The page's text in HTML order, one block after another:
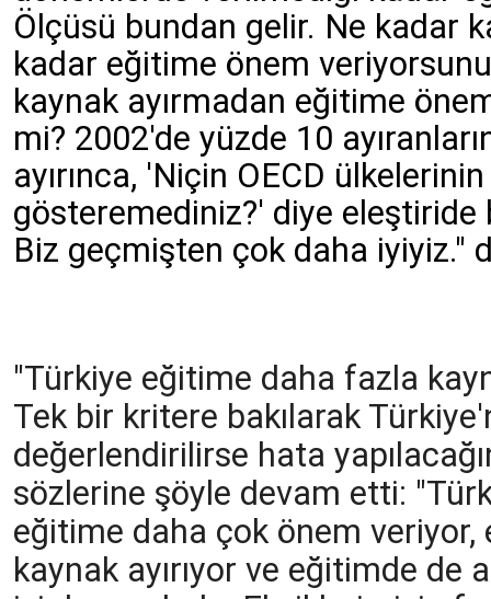
Ölçüsü bundan gelir. Ne kadar
kadar eğitime önem
kaynak ayırmadan eğitime
mi? 2002'de yüzde 10
ayırınca, 'Niçin OECD ülkelerinin
gösteremediniz?' diye eleştiride
Biz geçmişten çok daha iyiyiz."
"Türkiye eğitime daha fazla
Tek bir kritere bakılarak
değerlendirilirse hata
sözlerine şöyle devam etti:
eğitime daha çok önem
kaynak ayırıyor ve eğitimde de